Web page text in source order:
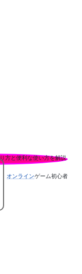
オンラインゲーム初心者